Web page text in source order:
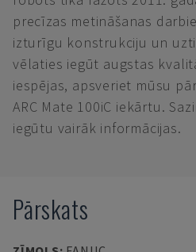
precīzas metināšanas
izturīgu konstrukciju un
vēlaties iegūt augstas
iespējas, apsveriet mūsu
ARC Mate 100iC iekārtu.
iegūtu vairāk informācijas.
Pārskats